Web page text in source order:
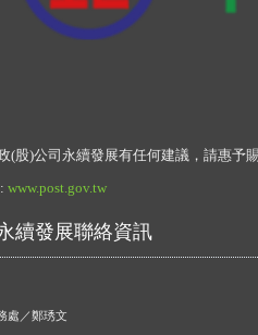
(股)公司永續發展有任何建議，請惠予
www.post.gov.tw
續發展聯絡資訊
處／鄭琇文